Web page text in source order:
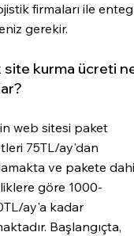
firmaları ile
gerekir.
site kurma ücreti
web sitesi paket
75TL/ay'dan
ve pakete
göre 1000-
ay'a kadar
Başlangıçta,